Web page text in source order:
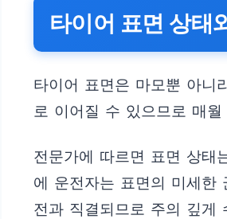
타이어 표면 상태
타이어 표면은 마모뿐 아니
로 이어질 수 있으므로 매
전문가에 따르면 표면 상태
에 운전자는 표면의 미세한
전과 직결되므로 주의 깊게